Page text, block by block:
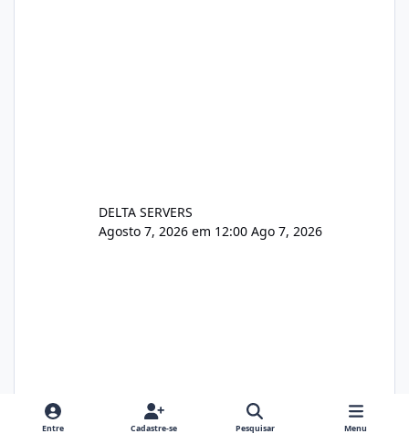
DELTA SERVERS
Agosto 7, 2026 em 12:00 Ago 7, 2026
Entre Cadastre-se Pesquisar Menu